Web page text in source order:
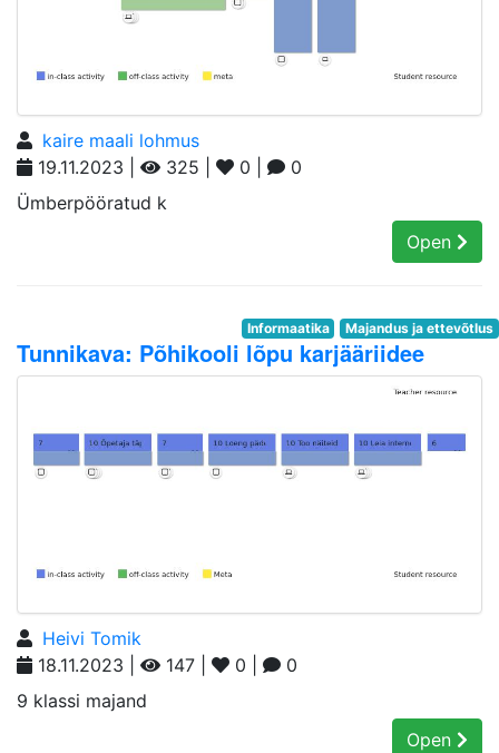
kaire maali lohmus
19.11.2023 |
325 | 0 |
0
Ümberpööratud k
Open
Informaatika Majandus ja ettevõtlus
Tunnikava: Põhikooli lõpu karjääriidee
Heivi Tomik
18.11.2023 |
147 | 0 |
0
9 klassi majand
Open